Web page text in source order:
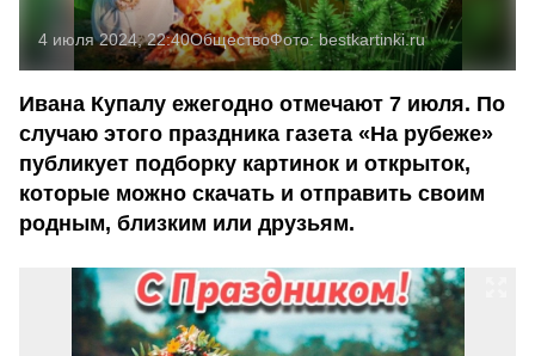
4 июля 2024, 22:40ОбществоФото:bestkartinki.ru
Ивана Купалу ежегодно отмечают 7 июля. По
случаю этого праздника газета «На рубеже»
публикует подборку картинок и открыток,
которые можно скачать и отправить своим
родным, близким или друзьям.